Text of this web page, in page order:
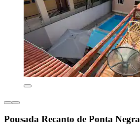
Pousada Recanto de Ponta Negra